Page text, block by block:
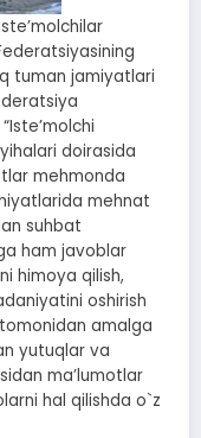
tuman jamiyatlari
doirasida
mehmonda
mehnat
suhbat
ham javoblar
himoya qilish,
oshirish
amalga
yutuqlar va
maʼlumotlar
hal qilishda o`z